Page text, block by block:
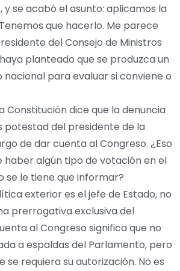
y se acabó el asunto: aplicamos la
que hacerlo. Me parece
del Consejo de Ministros
planteado que se produzca un
para evaluar si conviene o
Constitución dice que la denuncia
potestad del presidente de la
de dar cuenta al Congreso. ¿Eso
haber algún tipo de votación en el
se le tiene que informar?
exterior es el jefe de Estado, no
prerrogativa exclusiva del
al Congreso significa que no
a espaldas del Parlamento, pero
se requiera su autorización. No es